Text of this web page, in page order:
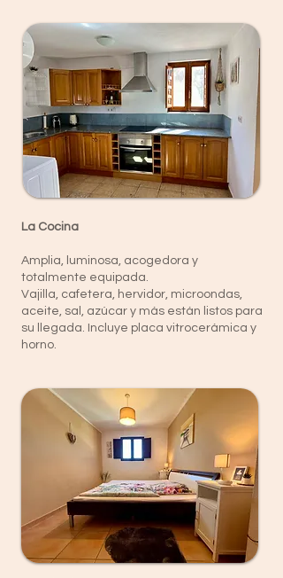
La Cocina
Amplia, luminosa, acogedora y
totalmente equipada.
Vajilla, cafetera, hervidor, microondas,
aceite, sal, azúcar y más están listos para
su llegada. Incluye placa vitrocerámica y
horno.